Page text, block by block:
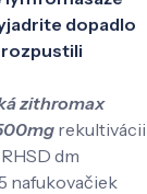
dopadlo
zithromax
rekultivácii
dm
nafukovačiek